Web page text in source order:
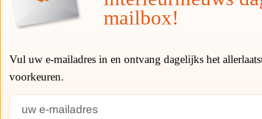
mailbox!
Vul uw e-mailadres in en ontvang dagelijks het
voorkeuren.